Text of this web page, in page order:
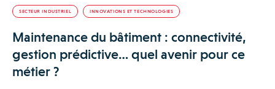
SECTEUR INDUSTRIEL INNOVATIONS ET TECHNOLOGIES
Maintenance du bâtiment : connectivité,
gestion prédictive… quel avenir pour ce
métier ?